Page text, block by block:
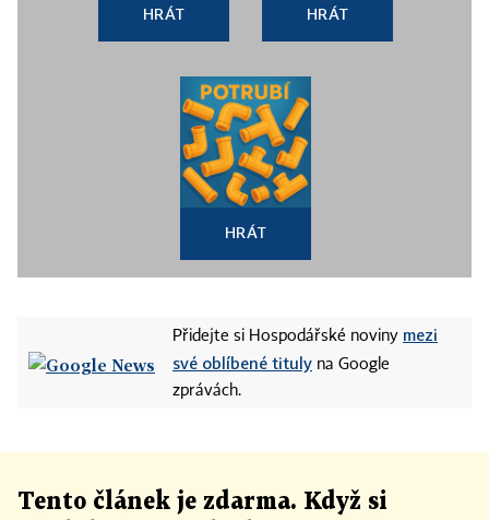
HRÁT HRÁT
HRÁT
Přidejte si Hospodářské noviny mezi
své oblíbené tituly na Google
zprávách.
Tento článek je zdarma. Když si